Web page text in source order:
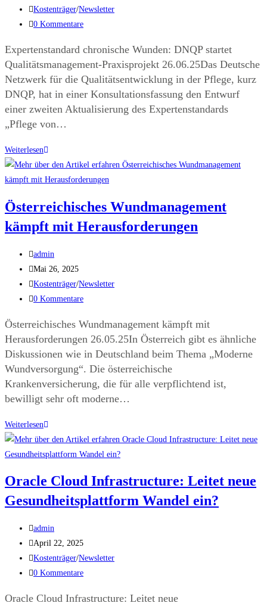
Kostenträger/Newsletter
0 Kommentare
Expertenstandard chronische Wunden: DNQP startet
Qualitätsmanagement-Praxisprojekt 26.06.25Das Deutsche
Netzwerk für die Qualitätsentwicklung in der Pflege, kurz
DNQP, hat in einer Konsultationsfassung den Entwurf
einer zweiten Aktualisierung des Expertenstandards
„Pflege von…
Weiterlesen
Österreichisches Wundmanagement
kämpft mit Herausforderungen
admin
Mai 26, 2025
Kostenträger/Newsletter
0 Kommentare
Österreichisches Wundmanagement kämpft mit
Herausforderungen 26.05.25In Österreich gibt es ähnliche
Diskussionen wie in Deutschland beim Thema „Moderne
Wundversorgung“. Die österreichische
Krankenversicherung, die für alle verpflichtend ist,
bewilligt sehr oft moderne…
Weiterlesen
Oracle Cloud Infrastructure: Leitet neue
Gesundheitsplattform Wandel ein?
admin
April 22, 2025
Kostenträger/Newsletter
0 Kommentare
Oracle Cloud Infrastructure: Leitet neue